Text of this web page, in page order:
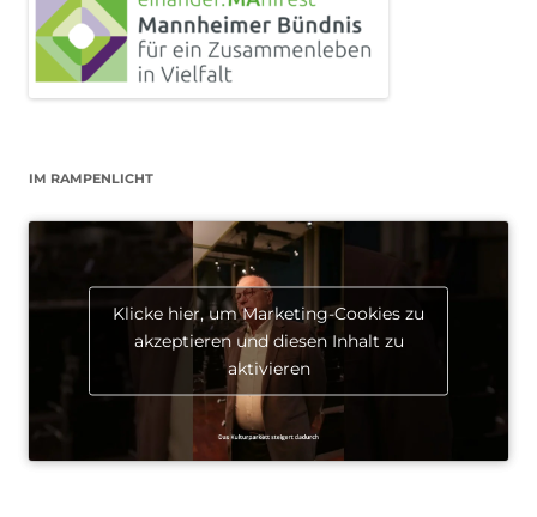
IM RAMPENLICHT
Klicke hier, um Marketing-Cookies zu
akzeptieren und diesen Inhalt zu
aktivieren